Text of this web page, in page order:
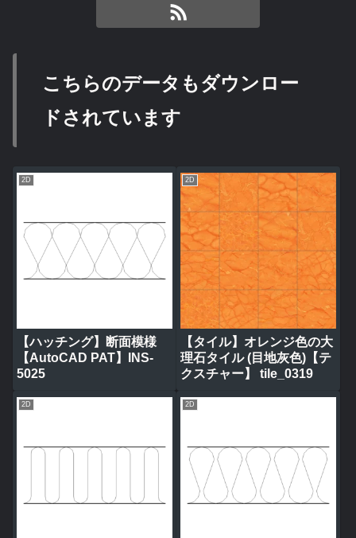
こちらのデータもダウンロー
ドされています
2D
【ハッチング】断面模様
【AutoCAD PAT】INS-
5025
2D
【タイル】オレンジ色の大
理石タイル (目地灰色)【テ
クスチャー】 tile_0319
2D 2D